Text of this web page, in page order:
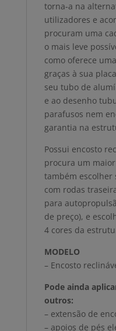
torna-a na
utilizadores e
procuram uma
o mais leve
como oferece
graças à sua
seu tubo de
e ao desenho
parafusos nem
garantia na
Possui encosto
procura um
também escolher
com rodas
para
de preço), e
4 cores da
MODELO
– Encosto
Pode ainda
outros:
– extensão de
– apoios de pés